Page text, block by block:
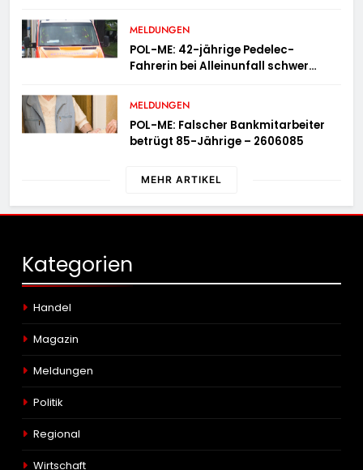
MELDUNGEN
POL-ME: 42-jährige Pedelec-
Fahrerin bei Alleinunfall schwer
MELDUNGEN
POL-ME: Falscher Bankmitarbeiter
betrügt 85-Jährige – 2606085
MEHR ARTIKEL
Kategorien
Handel
Magazin
Meldungen
Politik
Regional
Wirtschaft